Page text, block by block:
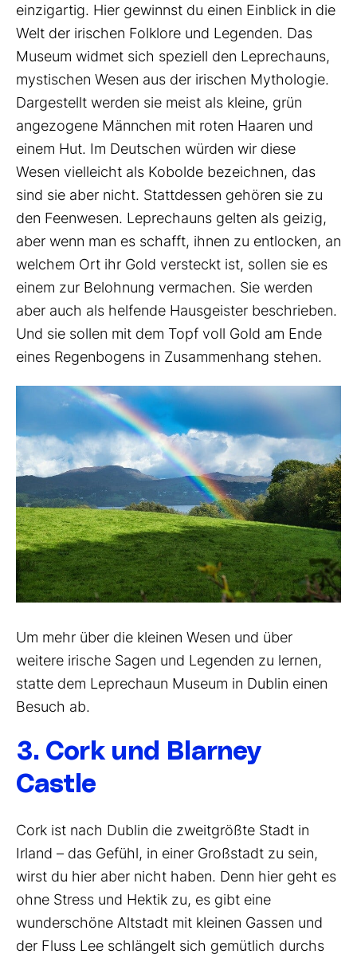
einzigartig. Hier gewinnst du einen Einblick in die
Welt der irischen Folklore und Legenden. Das
Museum widmet sich speziell den Leprechauns,
mystischen Wesen aus der irischen Mythologie.
Dargestellt werden sie meist als kleine, grün
angezogene Männchen mit roten Haaren und
einem Hut. Im Deutschen würden wir diese
Wesen vielleicht als Kobolde bezeichnen, das
sind sie aber nicht. Stattdessen gehören sie zu
den Feenwesen. Leprechauns gelten als geizig,
aber wenn man es schafft, ihnen zu entlocken, an
welchem Ort ihr Gold versteckt ist, sollen sie es
einem zur Belohnung vermachen. Sie werden
aber auch als helfende Hausgeister beschrieben.
Und sie sollen mit dem Topf voll Gold am Ende
eines Regenbogens in Zusammenhang stehen.
Um mehr über die kleinen Wesen und über
weitere irische Sagen und Legenden zu lernen,
statte dem Leprechaun Museum in Dublin einen
Besuch ab.
3. Cork und Blarney
Castle
Cork ist nach Dublin die zweitgrößte Stadt in
Irland – das Gefühl, in einer Großstadt zu sein,
wirst du hier aber nicht haben. Denn hier geht es
ohne Stress und Hektik zu, es gibt eine
wunderschöne Altstadt mit kleinen Gassen und
der Fluss Lee schlängelt sich gemütlich durchs